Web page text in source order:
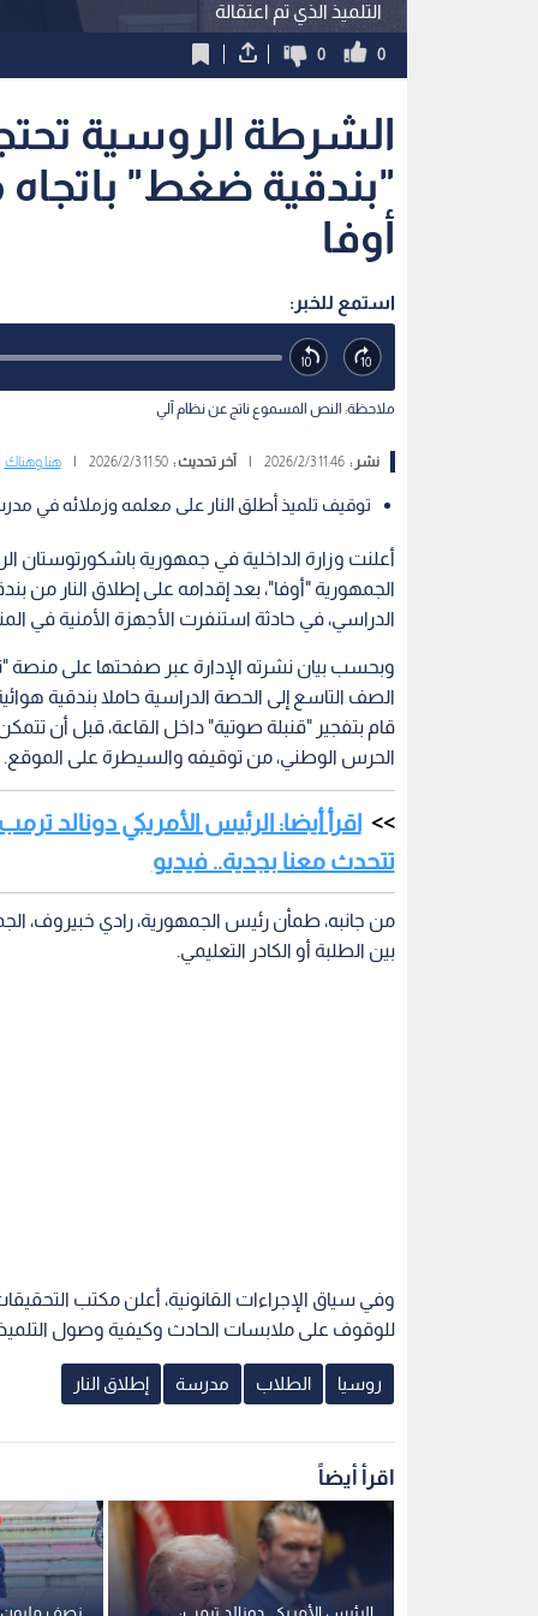
التلميذ الذي تم اعتقالة
0
0
الشرطة الروسية
"بندقية ضغط" باتجاه
أوفا
استمع للخبر:
ملاحظة: النص المسموع ناتج عن نظام آلي
نشر :11:46 2026/2/3 آخر تحديث :11:50 2026/2/3 هنا وهناك
توقيف تلميذ أطلق النار على معلمه وزملائه في
الجمهورية "أوفا"، بعد إقدامه على إطلاق النار
الدراسي، في حادثة استنفرت الأجهزة الأمنية في
وبحسب بيان نشرته الإدارة عبر صفحتها على منصة
الصف التاسع إلى الحصة الدراسية حاملا بندقية
قام بتفجير "قنبلة صوتية" داخل القاعة، قبل أن
الحرس الوطني، من توقيفه والسيطرة على الموقع.
اقرأ أيضا: الرئيس الأمريكي دونالد
تتحدث معنا بجدية.. فيديو
من جانبه، طمأن رئيس الجمهورية، رادي خبيروف،
بين الطلبة أو الكادر التعليمي.
وفي سياق الإجراءات القانونية، أعلن مكتب
للوقوف على ملابسات الحادث وكيفية وصول التلميذ
روسيا الطلاب مدرسة إطلاق النار
اقرأ أيضاً
نصف مليون الرئيس الأمريكي دونالد ترمب: